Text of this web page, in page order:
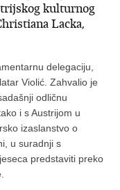
kulturnog
Lacka,
delegaciju,
Violić. Zahvalio je
odličnu
i s Austrijom u
izaslanstvo o
u suradnji s
predstaviti preko